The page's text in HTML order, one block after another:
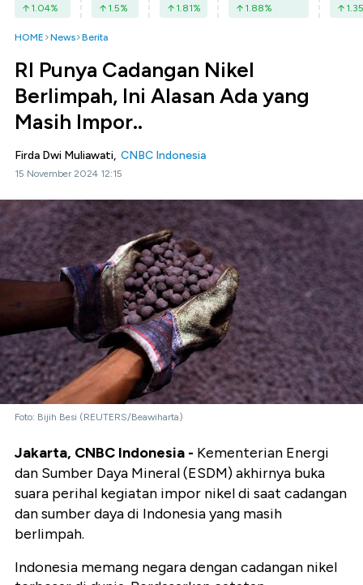
1.04% 1.5% 1.81% 1.88% 1.35
HOME News Berita
RI Punya Cadangan Nikel
Berlimpah, Ini Alasan Ada yang
Masih Impor..
Firda Dwi Muliawati, CNBC Indonesia
15 November 2024 12:15
Foto: Bijih Besi (REUTERS/Beawiharta)
Jakarta, CNBC Indonesia - Kementerian Energi
dan Sumber Daya Mineral (ESDM) akhirnya buka
suara perihal kegiatan impor nikel di saat cadangan
dan sumber daya di Indonesia yang masih
berlimpah.
Indonesia memang negara dengan cadangan nikel